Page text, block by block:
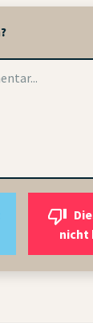
nicht